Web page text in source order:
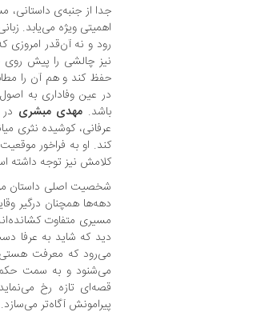
جدا از جنبه‌ی داستانی،
اهمیتی ویژه می‌یابد.
رود و نه آن‌قدر امروزی
نیز چالشی را پیش روی
حفظ کند و هم آن را
در عین وفاداری به
باشد. مهدی مبشری
عرفانی، کوشیده نثری
کند. او به فراخور
کلامش نیز توجه داشته
شخصیت اصلی داستان
دهه‌ها همچنان درگیر
مسیری متفاوت
دید که شاید به عرفا
می‌رود که معرفت
می‌شنود و به سمت
قصه‌ای تازه رخ
پیرامونش آگاه‌تر می‌سازد.